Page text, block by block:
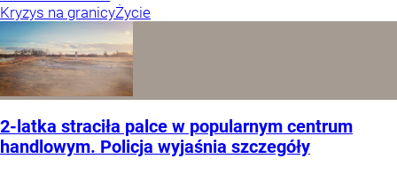
Kryzys na granicyŻycie
2-latka straciła palce w popularnym centrum
handlowym. Policja wyjaśnia szczegóły